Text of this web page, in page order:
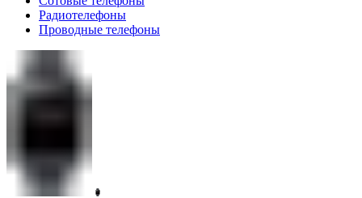
Радиотелефоны
Проводные телефоны